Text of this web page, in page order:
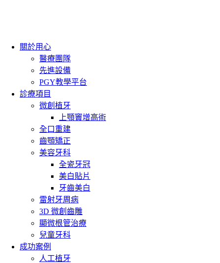
關於用心
醫療團隊
先進設備
PGY教學平台
診療項目
微創植牙
上顎竇增高術
全口重建
齒顎矯正
美容牙科
全瓷牙冠
美白貼片
牙齒美白
雷射牙周病
3D 微創齒雕
顯微根管治療
兒童牙科
成功案例
人工植牙